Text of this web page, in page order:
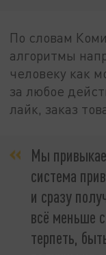
По словам
алгоритмы
человеку как
за любое
лайк, заказ
Мы
система
и сразу
всё меньше
терпеть,